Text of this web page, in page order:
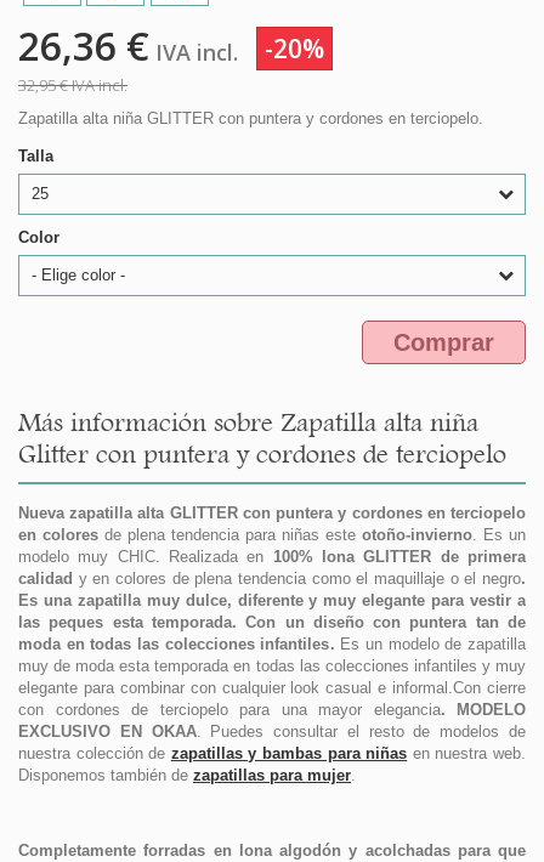
26,36 € IVA incl. -20%
32,95 €IVA incl.
Zapatilla alta niña GLITTER con puntera y cordones en terciopelo.
Talla
25
Color
- Elige color -
Comprar
Más información sobre Zapatilla alta niña
Glitter con puntera y cordones de terciopelo
Nueva zapatilla alta GLITTER con puntera y cordones en terciopelo
en colores de plena tendencia para niñas este otoño-invierno. Es un
modelo muy CHIC. Realizada en 100% lona GLITTER de primera
calidad y en colores de plena tendencia como el maquillaje o el negro.
Es una zapatilla muy dulce, diferente y muy elegante para vestir a
las peques esta temporada. Con un diseño con puntera tan de
moda en todas las colecciones infantiles. Es un modelo de zapatilla
muy de moda esta temporada en todas las colecciones infantiles y muy
elegante para combinar con cualquier look casual e informal.Con cierre
con cordones de terciopelo para una mayor elegancia. MODELO
EXCLUSIVO EN OKAA. Puedes consultar el resto de modelos de
nuestra colección de zapatillas y bambas para niñas en nuestra web.
Disponemos también de zapatillas para mujer.
Completamente forradas en lona algodón y acolchadas para que